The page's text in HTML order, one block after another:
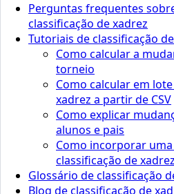
Perguntas frequentes
classificação de xadrez
Tutoriais de classificação
Como calcular a
torneio
Como calcular em
xadrez a partir de CSV
Como explicar
alunos e pais
Como incorporar
classificação de
Glossário de classificação
Blog de classificação de